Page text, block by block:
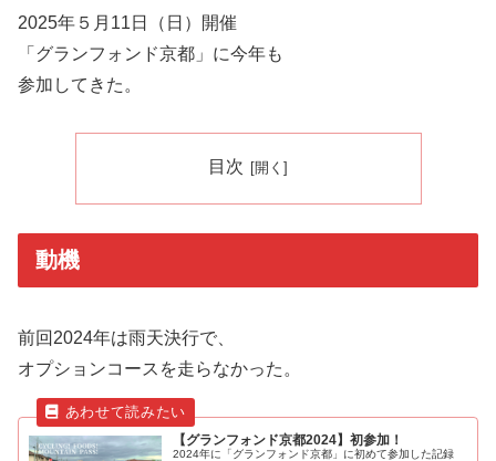
2025年５月11日（日）開催
「グランフォンド京都」に今年も
参加してきた。
目次
動機
前回2024年は雨天決行で、
オプションコースを走らなかった。
【グランフォンド京都2024】初参加！
2024年に「グランフォンド京都」に初めて参加した記録